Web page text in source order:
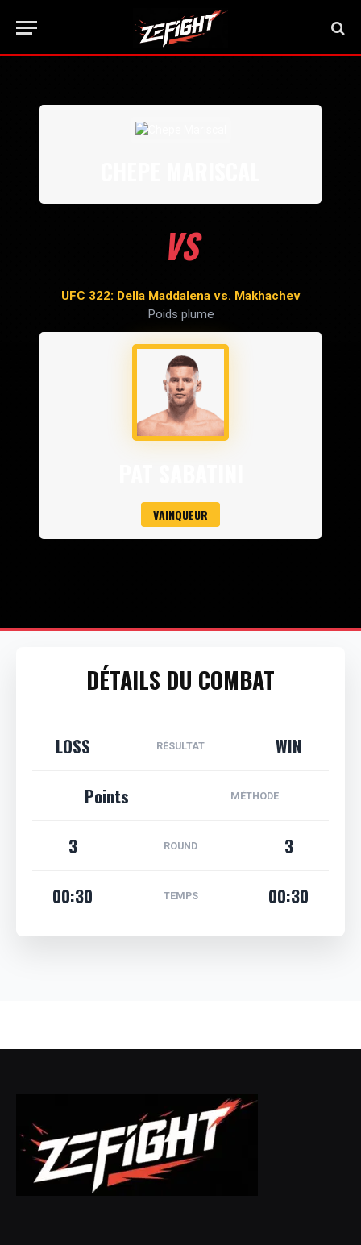
VS
UFC 322: Della Maddalena vs. Makhachev
Poids plume
VAINQUEUR
DÉTAILS DU COMBAT
LOSS RÉSULTAT
WIN
Points
MÉTHODE
3 ROUND
3
00:30
TEMPS 00:30